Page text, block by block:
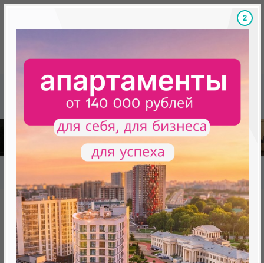
Скидки на новостройки, бонусы Готовые
База новостроек Минска «Минск Мир»
27.1 "Golden Gate Park", квартал "Happy Planet"
27.1 "Golden Gate Park",
квартал "Happy Planet"
нет в продаже
1